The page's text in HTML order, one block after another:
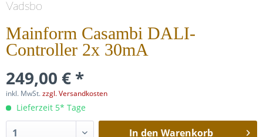
Vadsbo
Mainform Casambi DALI-
Controller 2x 30mA
249,00 € *
inkl. MwSt.zzgl. Versandkosten
Lieferzeit 5* Tage
In den Warenkorb